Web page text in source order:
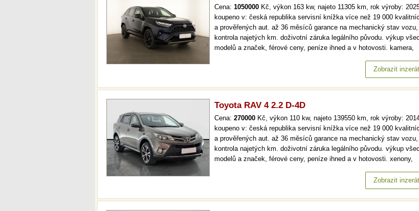
Cena: 1050000 Kč, výkon 163 kw, najeto 11305 km, rok výroby:
koupeno v: česká republika servisní knížka více než 19 000
a prověřených aut. až 36 měsíců garance na mechanický stav vozu,
kontrola najetých km. doživotní záruka legálního původu. výkup
modelů a značek, férové ceny, peníze ihned a v hotovosti. kamera,
až 36 měsíců garance na mechanický stav vozu, kontrola…Zobrazit inzerát
Toyota RAV 4 2.2 D-4D
Cena: 270000 Kč, výkon 110 kw, najeto 139550 km, rok výroby:
koupeno v: česká republika servisní knížka více než 19 000
a prověřených aut. až 36 měsíců garance na mechanický stav vozu,
kontrola najetých km. doživotní záruka legálního původu. výkup
modelů a značek, férové ceny, peníze ihned a v hotovosti. xenony,
až 36 měsíců garance na mechanický stav vozu, kontrola…Zobrazit inzerát